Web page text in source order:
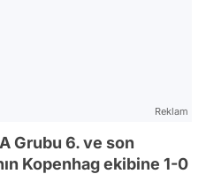
Reklam
Grubu 6. ve son
Kopenhag ekibine 1-0